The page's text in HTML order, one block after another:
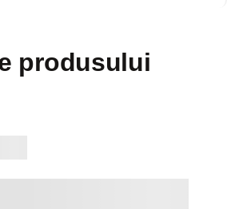
produsului